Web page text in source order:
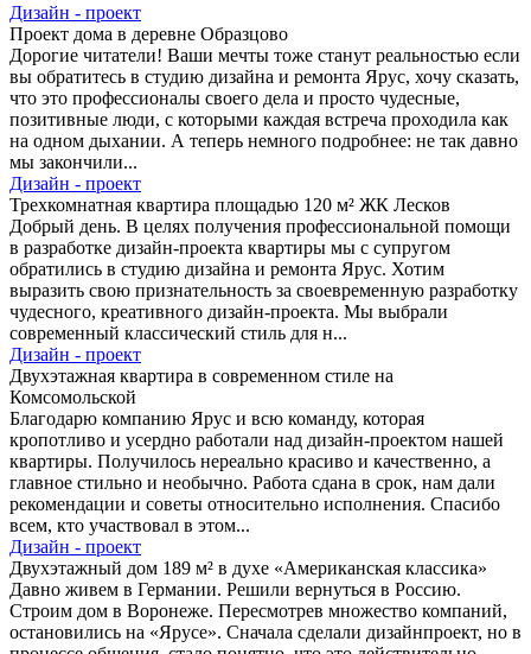
Дизайн - проект
Проект дома в деревне Образцово
Дорогие читатели! Ваши мечты тоже станут реальностью если
вы обратитесь в студию дизайна и ремонта Ярус, хочу сказать,
что это профессионалы своего дела и просто чудесные,
позитивные люди, с которыми каждая встреча проходила как
на одном дыхании. А теперь немного подробнее: не так давно
мы закончили...
Дизайн - проект
Трехкомнатная квартира площадью 120 м² ЖК Лесков
Добрый день. В целях получения профессиональной помощи
в разработке дизайн-проекта квартиры мы с супругом
обратились в студию дизайна и ремонта Ярус. Хотим
выразить свою признательность за своевременную разработку
чудесного, креативного дизайн-проекта. Мы выбрали
современный классический стиль для н...
Дизайн - проект
Двухэтажная квартира в современном стиле на
Комсомольской
Благодарю компанию Ярус и всю команду, которая
кропотливо и усердно работали над дизайн-проектом нашей
квартиры. Получилось нереально красиво и качественно, а
главное стильно и необычно. Работа сдана в срок, нам дали
рекомендации и советы относительно исполнения. Спасибо
всем, кто участвовал в этом...
Дизайн - проект
Двухэтажный дом 189 м² в духе «Американская классика»
Давно живем в Германии. Решили вернуться в Россию.
Строим дом в Воронеже. Пересмотрев множество компаний,
остановились на «Ярусе». Сначала сделали дизайнпроект, но в